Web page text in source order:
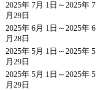
2025年 7月 1日～2025年 7
月29日
2025年 6月 1日～2025年 6
月28日
2025年 5月 1日～2025年 5
月29日
2025年 5月 1日～2025年 5
月29日